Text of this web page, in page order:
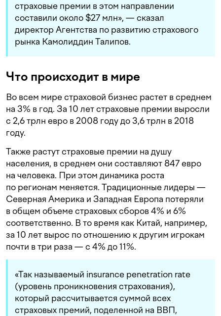
страховые премии в этом направлении
составили около $27 млн», — сказал
директор Агентства по развитию страхового
рынка Камолиддин Талипов.
Что происходит в мире
Во всем мире страховой бизнес растет в среднем
на 3% в год. За 10 лет страховые премии выросли
с 2,6 трлн евро в 2008 году до 3,6 трлн в 2018
году.
Также растут страховые премии на душу
населения, в среднем они составляют 847 евро
на человека. При этом динамика роста
по регионам меняется. Традиционные лидеры —
Северная Америка и Западная Европа потеряли
в общем объеме страховых сборов 4% и 6%
соответственно. В то время как Китай, например,
за 10 лет вырос по отношению к другим игрокам
почти в три раза — с 4% до 11%.
«Так называемый insurance penetration rate
(уровень проникновения страхования),
который рассчитывается суммой всех
страховых премий, поделенной на ВВП,